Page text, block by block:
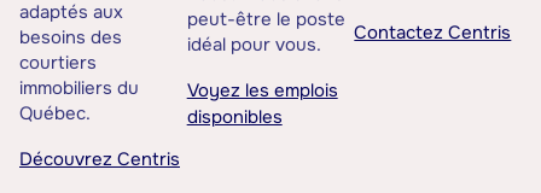
adaptés aux
besoins des
courtiers
immobiliers du
Québec.
Découvrez Centris
peut-être le poste
idéal pour vous.
Voyez les emplois
disponibles
Contactez Centris